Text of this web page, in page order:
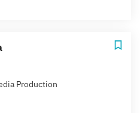
Production